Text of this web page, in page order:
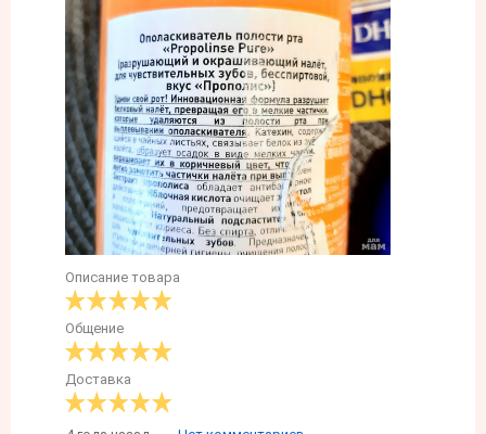
Описание товара
Общение
Доставка